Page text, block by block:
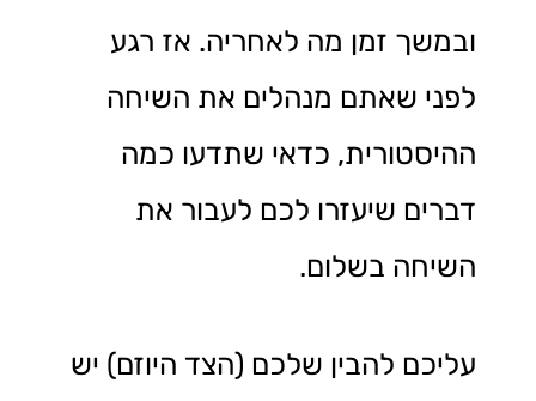
ובמשך זמן מה לאחריה. אז רגע
לפני שאתם מנהלים את השיחה
ההיסטורית, כדאי שתדעו כמה
דברים שיעזרו לכם לעבור את
השיחה בשלום.
עליכם להבין שלכם (הצד היוזם) יש